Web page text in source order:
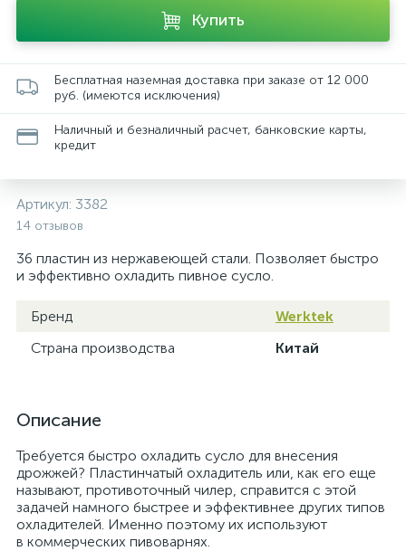
Купить
Бесплатная наземная доставка при заказе от 12 000
руб. (имеются исключения)
Наличный и безналичный расчет, банковские карты,
кредит
Артикул: 3382
14 отзывов
36 пластин из нержавеющей стали. Позволяет быстро
и эффективно охладить пивное сусло.
Бренд
Werktek
Страна производства
Китай
Описание
Требуется быстро охладить сусло для внесения
дрожжей? Пластинчатый охладитель или, как его еще
называют, противоточный чилер, справится с этой
задачей намного быстрее и эффективнее других типов
охладителей. Именно поэтому их используют
в коммерческих пивоварнях.